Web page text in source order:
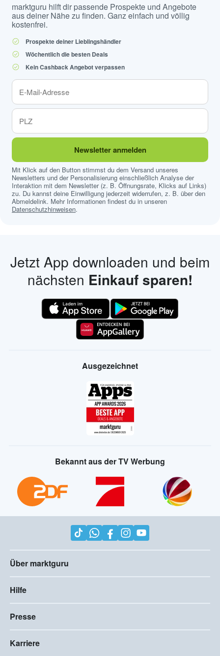
marktguru hilft dir passende Prospekte und Angebote
aus deiner Nähe zu finden. Ganz einfach und völlig
kostenfrei.
Prospekte deiner Lieblingshändler
Wöchentlich die besten Deals
Kein Cashback Angebot verpassen
Newsletter anmelden
Mit Klick auf den Button stimmst du dem Versand unseres
Newsletters und der Personalisierung einschließlich Analyse der
Interaktion mit dem Newsletter (z. B. Öffnungsrate, Klicks auf Links)
zu. Du kannst deine Einwilligung jederzeit widerrufen, z. B. über den
Abmeldelink. Mehr Informationen findest du in unseren
Datenschutzhinweisen.
Jetzt App downloaden und beim
nächsten Einkauf sparen!
Ausgezeichnet
Bekannt aus der TV Werbung
Über marktguru
Hilfe
Presse
Karriere